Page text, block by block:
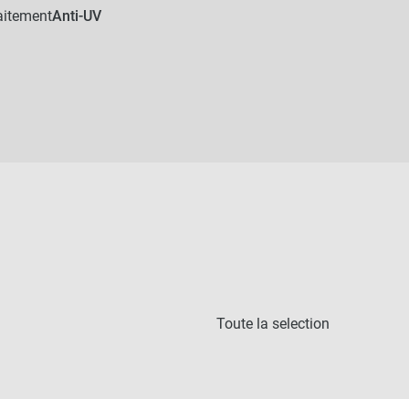
Anti-UV
Toute la selection